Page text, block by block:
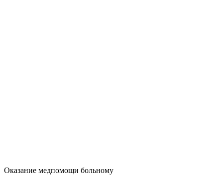
Оказание медпомощи больному